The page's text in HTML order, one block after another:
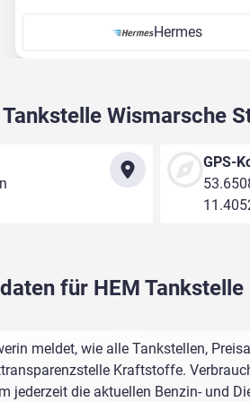
Hermes
Tankstelle Wismarsche
GPS-
für HEM
meldet, wie alle Tankstellen,
Kraftstoffe.
jederzeit die aktuellen Benzin- und